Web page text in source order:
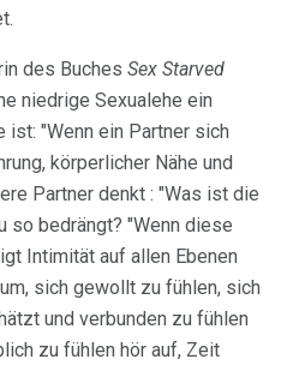
des Buches Sex Starved
niedrige Sexualehe ein
"Wenn ein Partner sich
körperlicher Nähe und
Partner denkt : "Was ist die
so bedrängt? "Wenn diese
Intimität auf allen Ebenen
sich gewollt zu fühlen, sich
und verbunden zu fühlen
zu fühlen hör auf, Zeit